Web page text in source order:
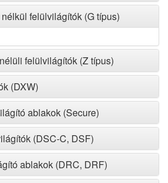
felülvilágítók (G típus)
felülvilágítók (Z típus)
(DXW)
ablakok (Secure)
(DSC-C, DSF)
ablakok (DRC, DRF)